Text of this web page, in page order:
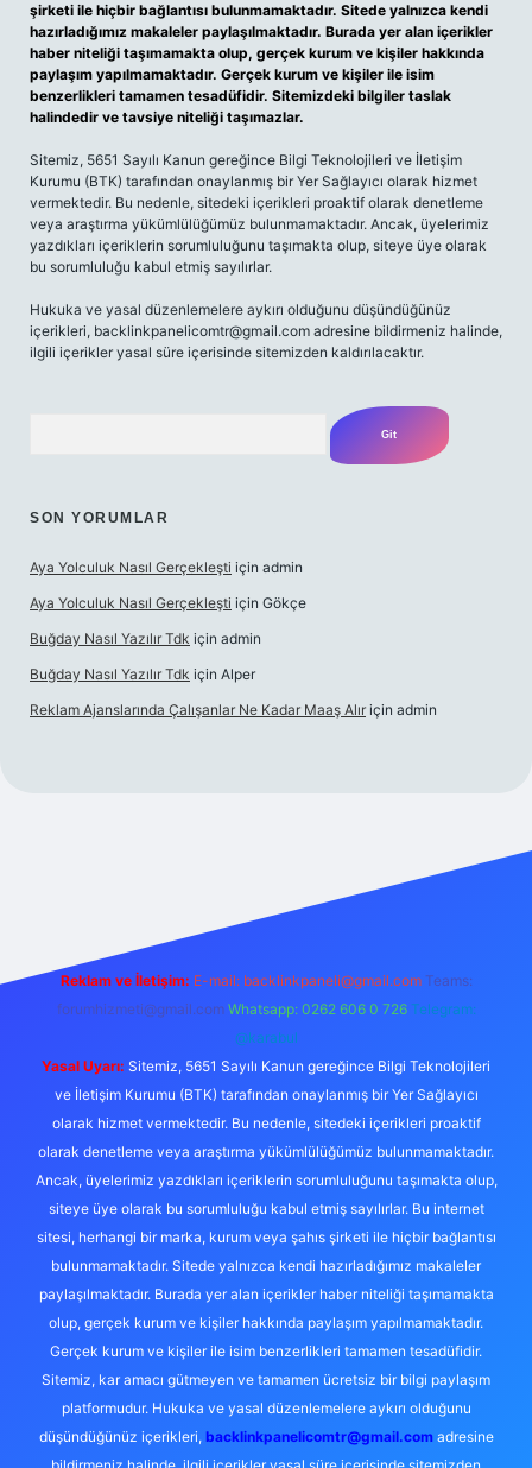
şirketi ile hiçbir bağlantısı bulunmamaktadır. Sitede yalnızca kendi
hazırladığımız makaleler paylaşılmaktadır. Burada yer alan içerikler
haber niteliği taşımamakta olup, gerçek kurum ve kişiler hakkında
paylaşım yapılmamaktadır. Gerçek kurum ve kişiler ile isim
benzerlikleri tamamen tesadüfidir. Sitemizdeki bilgiler taslak
halindedir ve tavsiye niteliği taşımazlar.
Sitemiz, 5651 Sayılı Kanun gereğince Bilgi Teknolojileri ve İletişim
Kurumu (BTK) tarafından onaylanmış bir Yer Sağlayıcı olarak hizmet
vermektedir. Bu nedenle, sitedeki içerikleri proaktif olarak denetleme
veya araştırma yükümlülüğümüz bulunmamaktadır. Ancak, üyelerimiz
yazdıkları içeriklerin sorumluluğunu taşımakta olup, siteye üye olarak
bu sorumluluğu kabul etmiş sayılırlar.
Hukuka ve yasal düzenlemelere aykırı olduğunu düşündüğünüz
içerikleri, backlinkpanelicomtr@gmail.com adresine bildirmeniz halinde,
ilgili içerikler yasal süre içerisinde sitemizden kaldırılacaktır.
SON YORUMLAR
Aya Yolculuk Nasıl Gerçekleşti için admin
Aya Yolculuk Nasıl Gerçekleşti için Gökçe
Buğday Nasıl Yazılır Tdk için admin
Buğday Nasıl Yazılır Tdk için Alper
Reklam Ajanslarında Çalışanlar Ne Kadar Maaş Alır için admin
Reklam ve İletişim: E-mail: backlinkpaneli@gmail.com Teams:
forumhizmeti@gmail.com Whatsapp: 0262 606 0 726 Telegram:
@karabul
Yasal Uyarı: Sitemiz, 5651 Sayılı Kanun gereğince Bilgi Teknolojileri
ve İletişim Kurumu (BTK) tarafından onaylanmış bir Yer Sağlayıcı
olarak hizmet vermektedir. Bu nedenle, sitedeki içerikleri proaktif
olarak denetleme veya araştırma yükümlülüğümüz bulunmamaktadır.
Ancak, üyelerimiz yazdıkları içeriklerin sorumluluğunu taşımakta olup,
siteye üye olarak bu sorumluluğu kabul etmiş sayılırlar. Bu internet
sitesi, herhangi bir marka, kurum veya şahıs şirketi ile hiçbir bağlantısı
bulunmamaktadır. Sitede yalnızca kendi hazırladığımız makaleler
paylaşılmaktadır. Burada yer alan içerikler haber niteliği taşımamakta
olup, gerçek kurum ve kişiler hakkında paylaşım yapılmamaktadır.
Gerçek kurum ve kişiler ile isim benzerlikleri tamamen tesadüfidir.
Sitemiz, kar amacı gütmeyen ve tamamen ücretsiz bir bilgi paylaşım
platformudur. Hukuka ve yasal düzenlemelere aykırı olduğunu
düşündüğünüz içerikleri, backlinkpanelicomtr@gmail.comadresine